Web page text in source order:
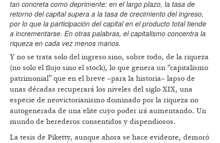
tan concreta como deprimente: en el largo plazo, la tasa de
retorno del capital supera a la tasa de crecimiento del ingreso,
por lo que la participación del capital en el producto total tiende
a incrementarse. En otras palabras, el capitalismo concentra la
riqueza en cada vez menos manos.
Y no se trata solo del ingreso sino, sobre todo, de la riqueza
(no solo el flujo sino el stock), lo que genera un “capitalismo
patrimonial” que en el breve –para la historia– lapso de
unas décadas recuperará los niveles del siglo XIX, una
especie de neovictorianismo dominado por la riqueza no
autogenerada de una elite cuyo poder irá aumentando. Un
mundo de herederos consentidos y dispendiosos.
La tesis de Piketty, aunque ahora se hace evidente, demoró